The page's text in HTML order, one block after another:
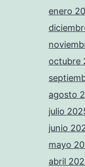
enero
octubre
agosto
julio
junio
mayo
abril